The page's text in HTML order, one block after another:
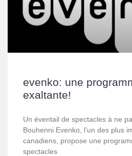
evenko: une
exaltante!
Un éventail de spectacles à ne
Bouhenni Evenko, l’un des plus
canadiens, propose une
spectacles